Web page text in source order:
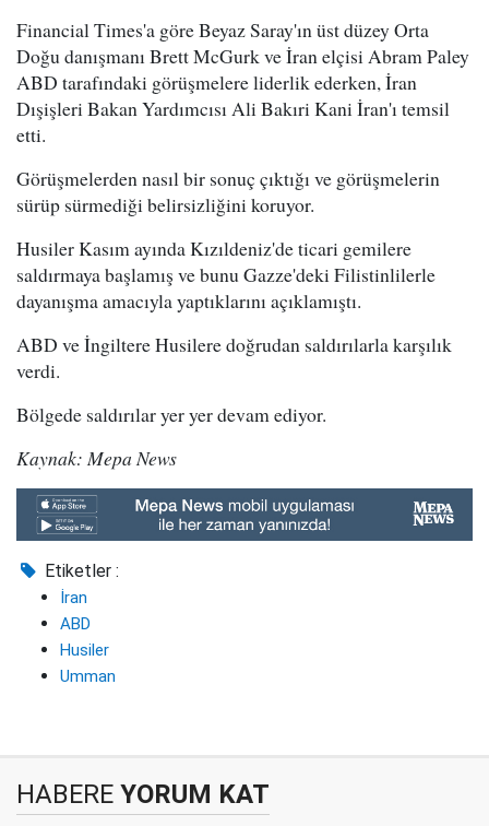
Financial Times'a göre Beyaz Saray'ın üst düzey Orta
Doğu danışmanı Brett McGurk ve İran elçisi Abram Paley
ABD tarafındaki görüşmelere liderlik ederken, İran
Dışişleri Bakan Yardımcısı Ali Bakıri Kani İran'ı temsil
etti.
Görüşmelerden nasıl bir sonuç çıktığı ve görüşmelerin
sürüp sürmediği belirsizliğini koruyor.
Husiler Kasım ayında Kızıldeniz'de ticari gemilere
saldırmaya başlamış ve bunu Gazze'deki Filistinlilerle
dayanışma amacıyla yaptıklarını açıklamıştı.
ABD ve İngiltere Husilere doğrudan saldırılarla karşılık
verdi.
Bölgede saldırılar yer yer devam ediyor.
Kaynak: Mepa News
Etiketler :
İran
ABD
Husiler
Umman
HABERE YORUM KAT